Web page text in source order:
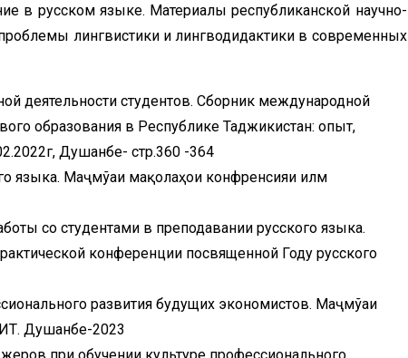
в русском языке. Материалы республиканской научно-
лингвистики и лингводидактики в современных
деятельности студентов. Сборник международной
образования в Республике Таджикистан: опыт,
Душанбе- стр.360 -364
языка. Маҷмўаи мақолаҳои конфренсияи илмӣ
со студентами в преподавании русского языка.
конференции посвященной Году русского
развития будущих экономистов. Маҷмўаи
Душанбе-2023
при обучении культуре профессионального